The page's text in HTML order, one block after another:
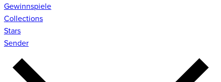
Gewinnspiele
Collections
Stars
Sender